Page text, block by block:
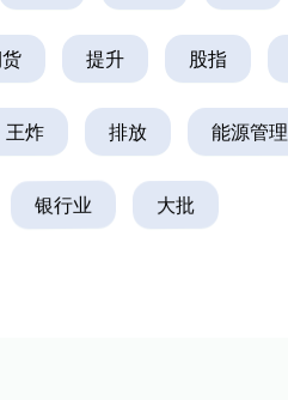
提升 股指
王炸 排放 能源管理
银行业 大批